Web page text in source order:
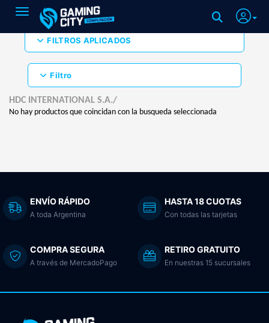
Toggle navigation
FILTROS APLICADOS
Filtro
HDC INTERNATIONAL S.A./
No hay productos que coincidan con la busqueda seleccionada
ENVÍO RÁPIDO
A toda Argentina
HASTA 18 CUOTAS
Con todas las tarjetas
COMPRA SEGURA
A través de MercadoPago
RETIRO GRATUITO
En nuestras 15 sucursales